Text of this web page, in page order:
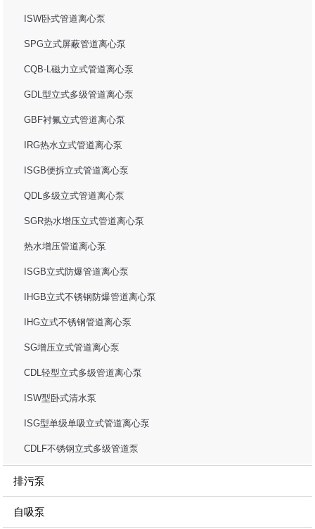
ISW卧式管道离心泵
SPG立式屏蔽管道离心泵
CQB-L磁力立式管道离心泵
GDL型立式多级管道离心泵
GBF衬氟立式管道离心泵
IRG热水立式管道离心泵
ISGB便拆立式管道离心泵
QDL多级立式管道离心泵
SGR热水增压立式管道离心泵
热水增压管道离心泵
ISGB立式防爆管道离心泵
IHGB立式不锈钢防爆管道离心泵
IHG立式不锈钢管道离心泵
SG增压立式管道离心泵
CDL轻型立式多级管道离心泵
ISW型卧式清水泵
ISG型单级单吸立式管道离心泵
CDLF不锈钢立式多级管道泵
排污泵
自吸泵